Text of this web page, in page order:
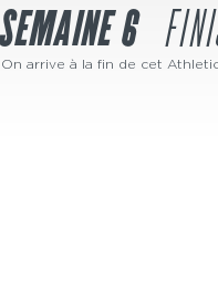
SEMAINE 6
On arrive à la fin de cet